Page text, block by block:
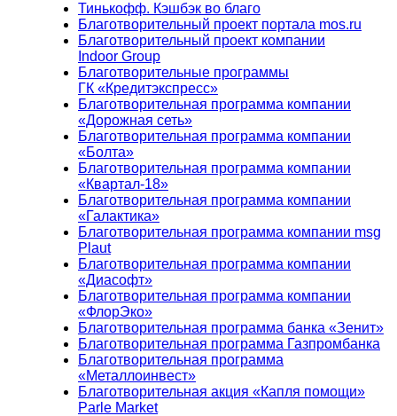
Тинькофф. Кэшбэк во благо
Благотворительный проект портала mos.ru
Благотворительный проект компании
Indoor Group
Благотворительные программы
ГК «Кредитэкспресс»
Благотворительная программа компании
«Дорожная сеть»
Благотворительная программа компании
«Болта»
Благотворительная программа компании
«Квартал-18»
Благотворительная программа компании
«Галактика»
Благотворительная программа компании msg
Plaut
Благотворительная программа компании
«Диасофт»
Благотворительная программа компании
«ФлорЭко»
Благотворительная программа банка «Зенит»
Благотворительная программа Газпромбанка
Благотворительная программа
«Металлоинвест»
Благотворительная акция «Капля помощи»
Parle Market